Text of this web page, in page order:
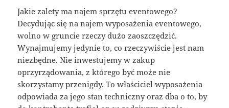
Jakie zalety ma najem sprzętu eventowego?
Decydując się na najem wyposażenia eventowego,
wolno w gruncie rzeczy dużo zaoszczędzić.
Wynajmujemy jedynie to, co rzeczywiście jest nam
niezbędne. Nie inwestujemy w zakup
oprzyrządowania, z którego być może nie
skorzystamy przenigdy. To właściciel wyposażenia
odpowiada za jego stan techniczny oraz dba o to, by